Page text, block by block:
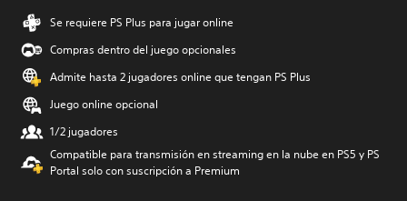
Se requiere PS Plus para jugar online
Compras dentro del juego opcionales
Admite hasta 2 jugadores online que tengan PS Plus
Juego online opcional
1/2 jugadores
Compatible para transmisión en streaming en la nube en PS5 y PS
Portal solo con suscripción a Premium